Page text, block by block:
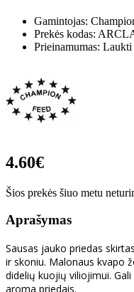
Gamintojas:
Prekės kodas:
Prieinamumas: Laukti
4.60€
Šios prekės šiuo metu
Aprašymas
Sausas jauko priedas
ir skoniu. Malonaus kvapo
didelių kuojių viliojimui.
aroma priedais.